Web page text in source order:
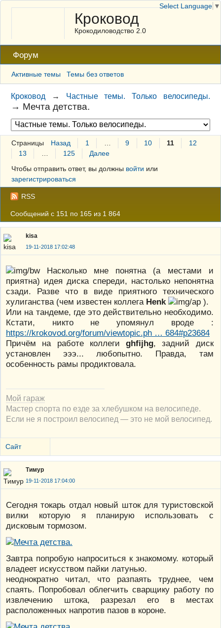
Кроковод
Крокодиловодство 2.0
Форум
Активные темы Темы без ответов
Кроковод → Частные темы. Только велосипеды.
→ Мечта детства.
Страницы Назад 1 9 10 11
12
13
125
Далее
Чтобы отправить ответ, вы должны войти или
зарегистрироваться
RSS
Сообщений с 151 по 165 из 1 864
kisa
19-11-2018 17:02:48
Насколько мне понятна (а местами и
приятна) идея диска спереди, настолько непонятна
сзади. Разве что в виде приятного технического
хулиганства (чем известен коллега Henk
).
Или на тандеме, где это действительно необходимо.
Кстати, никто не упомянул вроде :
https://krokovod.org/forum/viewtopic.ph … 684#p23684
Причём на работе коллегиghfijhg, задний диск
установлен эээ... любопытно. Правда, там
особенность рамы продиктовала.
Мой гараж
Мастер спорта по езде за хлебушком на велосипеде.
Если не я построил велосипед — это не мой велосипед.
Сайт
Тимур
19-11-2018 17:04:00
Сегодня токарь отдал новый шток для туристовской
вилки которую я планирую использовать с
дисковым тормозом.
Завтра попробую напроситься к знакомому. который
владеет искусством пайки латунью.
неоднократно читал, что разпаять труднее, чем
спаять. Попробовал облегчить сварщику работу по
извлечению штока, разрезал его в местах
расположенных напротив пазов в короне.
Select Language ▼